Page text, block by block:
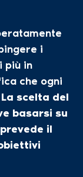
i
più in
che ogni
La scelta del
basarsi su
il